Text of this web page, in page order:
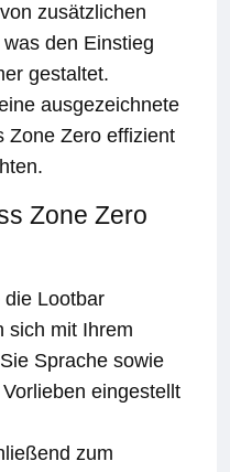
zusätzlichen
den Einstieg
gestaltet.
ausgezeichnete
Zone Zero effizient
Zone Zero
Lootbar
sich mit Ihrem
Sprache sowie
eingestellt
zum